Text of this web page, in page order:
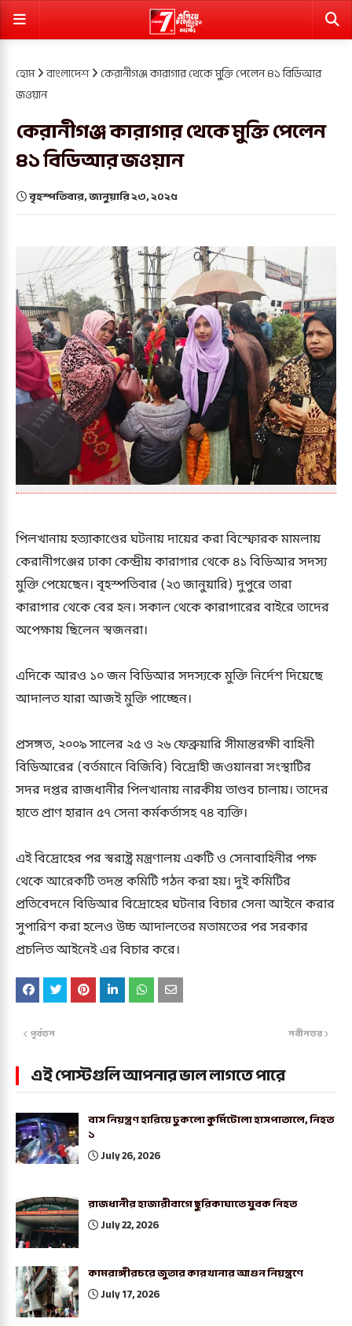
হোম বাংলাদেশ কেরানীগঞ্জ কারাগার থেকে মুক্তি পেলেন ৪১ বিডিআর
জওয়ান
কেরানীগঞ্জ কারাগার থেকে মুক্তি পেলেন
৪১ বিডিআর জওয়ান
বৃহস্পতিবার, জানুয়ারি ২৩, ২০২৫
পিলখানায় হত্যাকাণ্ডের ঘটনায় দায়ের করা বিস্ফোরক মামলায়
কেরানীগঞ্জের ঢাকা কেন্দ্রীয় কারাগার থেকে ৪১ বিডিআর সদস্য
মুক্তি পেয়েছেন। বৃহস্পতিবার (২৩ জানুয়ারি) দুপুরে তারা
কারাগার থেকে বের হন। সকাল থেকে কারাগারের বাইরে তাদের
অপেক্ষায় ছিলেন স্বজনরা।
এদিকে আরও ১০ জন বিডিআর সদস্যকে মুক্তি নির্দেশ দিয়েছে
আদালত যারা আজই মুক্তি পাচ্ছেন।
প্রসঙ্গত, ২০০৯ সালের ২৫ ও ২৬ ফেব্রুয়ারি সীমান্তরক্ষী বাহিনী
বিডিআরের (বর্তমানে বিজিবি) বিদ্রোহী জওয়ানরা সংস্থাটির
সদর দপ্তর রাজধানীর পিলখানায় নারকীয় তাণ্ডব চালায়। তাদের
হাতে প্রাণ হারান ৫৭ সেনা কর্মকর্তাসহ ৭৪ ব্যক্তি।
এই বিদ্রোহের পর স্বরাষ্ট্র মন্ত্রণালয় একটি ও সেনাবাহিনীর পক্ষ
থেকে আরেকটি তদন্ত কমিটি গঠন করা হয়। দুই কমিটির
প্রতিবেদনে বিডিআর বিদ্রোহের ঘটনার বিচার সেনা আইনে করার
সুপারিশ করা হলেও উচ্চ আদালতের মতামতের পর সরকার
প্রচলিত আইনেই এর বিচার করে।
নবীনতর
পূর্বতন
এই পোস্টগুলি আপনার ভাল লাগতে পারে
বাস নিয়ন্ত্রণ হারিয়ে ঢুকলো কুর্মিটোলা হাসপাতালে, নিহত
১
July 26, 2026
রাজধানীর হাজারীবাগে ছুরিকাঘাতে যুবক নিহত
July 22, 2026
কামরাঙ্গীরচরে জুতার কারখানার আগুন নিয়ন্ত্রণে
July 17, 2026